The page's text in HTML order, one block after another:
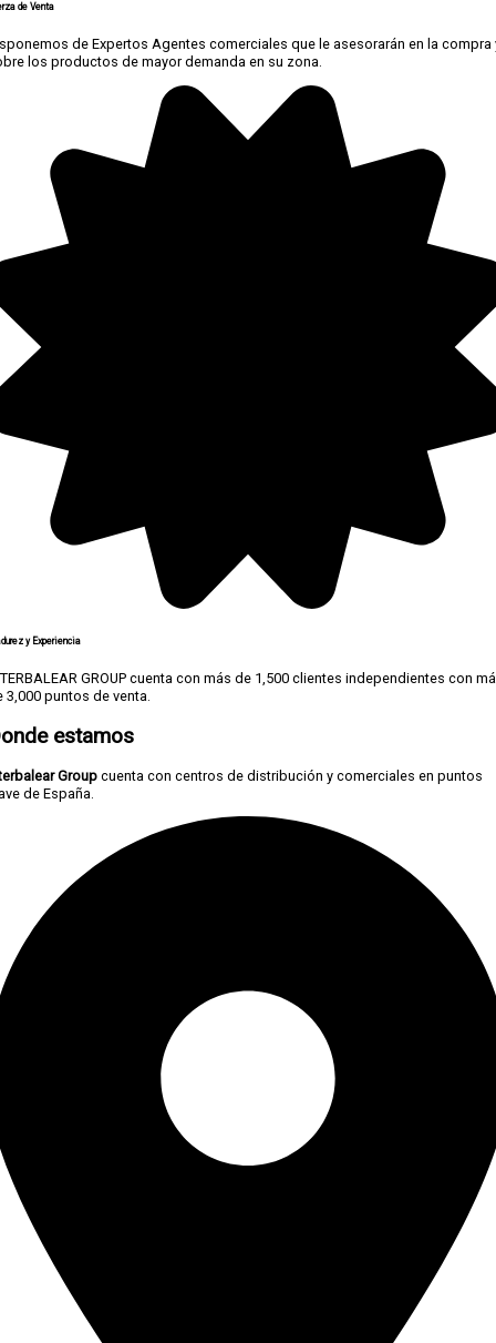
de Venta
de Expertos Agentes comerciales que le asesorarán en la compra
los productos de mayor demanda en su zona.
y Experiencia
GROUP cuenta con más de 1,500 clientes independientes con
3,000 puntos de venta.
estamos
Group cuenta con centros de distribución y comerciales en puntos
de España.